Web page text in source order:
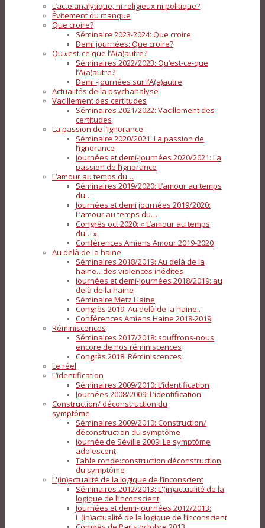
L’acte analytique, ni religieux ni politique?
Évitement du manque
Que croire?
Séminaire 2023-2024: Que croire
Demi journées: Que croire?
Qu »est-ce que l’A(a)autre?
Séminaires 2022/2023: Qu’est-ce-que
l’A(a)autre?
Demi -journées sur l’A(a)autre
Actualités de la psychanalyse
Vacillement des certitudes
Séminaires 2021/2022: Vacillement des
certitudes
La passion de l’Ignorance
Séminaire 2020/2021: La passion de
l’ignorance
Journées et demi-journées 2020/2021: La
passion de l’ignorance
L’amour au temps du…
Séminaires 2019/2020: L’amour au temps
du…
Journées et demi journées 2019/2020:
L’amour au temps du…
Congrès oct 2020: « L’amour au temps
du… »
Conférences Amiens Amour 2019-2020
Au delà de la haine
Séminaires 2018/2019: Au delà de la
haine…des violences inédites
Journées et demi-journées 2018/2019: au
delà de la haine
Séminaire Metz Haine
Congrès 2019: Au delà de la haine..
Conférences Amiens Haine 2018-2019
Réminiscences
Séminaires 2017/2018: souffrons-nous
encore de nos réminiscences
Congrès 2018: Réminiscences
Le réel
L’identification
Séminaires 2009/2010: L’identification
Journées 2008/2009: L’identification
Construction/ déconstruction du
symptôme
Séminaires 2009/2010: Construction/
déconstruction du symptôme
Journée de Séville 2009: Le symptôme
adolescent
Table ronde:construction déconstruction
du symptôme
L'(in)actualité de la logique de l’inconscient
Séminaires 2012/2013: L'(in)actualité de la
logique de l’inconscient
Journées et demi-journées 2012/2013:
L'(in)actualité de la logique de l’inconscient